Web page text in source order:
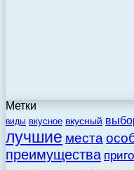
Метки
виды вкусное вкусный
лучшие места
преимущества